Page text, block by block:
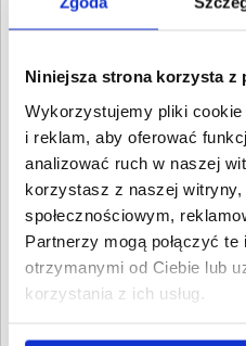
Niniejsza strona korzysta z
Wykorzystujemy pliki
i reklam, aby oferować
analizować ruch w naszej
korzystasz z naszej witryny,
społecznościowym,
Partnerzy mogą połączyć
otrzymanymi od Ciebie lub
korzystania z ich usług.
SPÓŁKA Z
OGRANICZONĄ
Wrocław, Dolnośląskie
STEFANIAK
LEGNICA, Dolnośląskie
DOMINIK PIOTR
DUBIEL
LEGNICA, Dolnośląskie
VOLTAIC LOGISTIC
SPÓŁKA Z
OGRANICZONĄ
ODPOWIEDZIALNOŚCIĄ
Głogów, Dolnośląskie